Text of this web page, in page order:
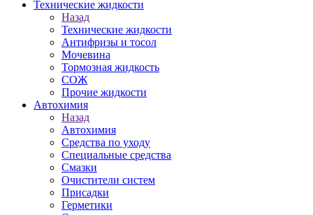
Технические жидкости
Назад
Технические жидкости
Антифризы и тосол
Мочевина
Тормозная жидкость
СОЖ
Прочие жидкости
Автохимия
Назад
Автохимия
Средства по уходу
Специальные средства
Смазки
Очистители систем
Присадки
Герметики